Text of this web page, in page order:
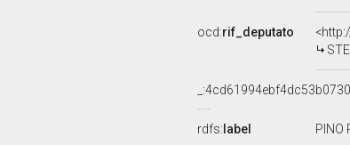
ocd:rif_deputato
rdfs: label PINO